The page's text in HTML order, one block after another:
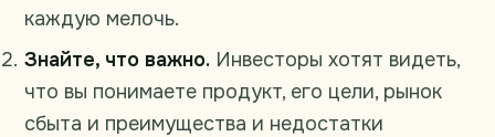
каждую мелочь.
Знайте, что важно. Инвесторы хотят видеть,
что вы понимаете продукт, его цели, рынок
сбыта и преимущества и недостатки